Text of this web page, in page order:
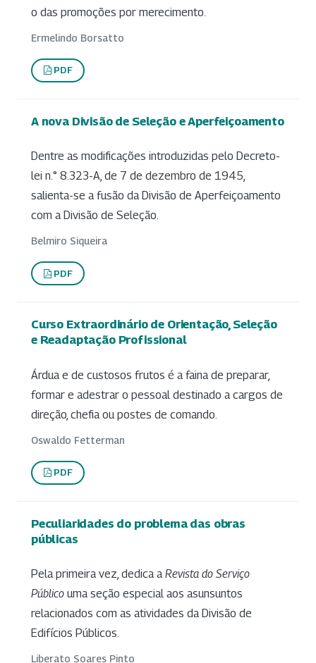
o das promoções por merecimento.
Ermelindo Borsatto
PDF
A nova Divisão de Seleção e Aperfeiçoamento
Dentre as modificações introduzidas pelo Decreto-
lei n.° 8.323-A, de 7 de dezembro de 1945,
salienta-se a fusão da Divisão de Aperfeiçoamento
com a Divisão de Seleção.
Belmiro Siqueira
PDF
Curso Extraordinário de Orientação, Seleção
e Readaptação Profissional
Árdua e de custosos frutos é a faina de preparar,
formar e adestrar o pessoal destinado a cargos de
direção, chefia ou postes de comando.
Oswaldo Fetterman
PDF
Peculiaridades do problema das obras
públicas
Pela primeira vez, dedica aRevista do Serviço
Público uma seção especial aos asunsuntos
relacionados com as atividades da Divisão de
Edifícios Públicos.
Liberato Soares Pinto